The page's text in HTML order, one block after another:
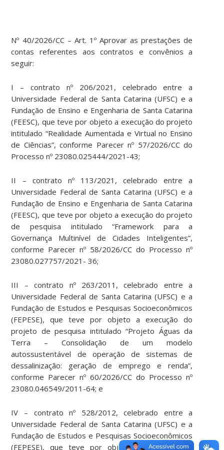
Nº 40/2026/CC – Art. 1º Aprovar as prestações de
contas referentes aos contratos e convênios a
seguir:
I – contrato nº 206/2021, celebrado entre a
Universidade Federal de Santa Catarina (UFSC) e a
Fundação de Ensino e Engenharia de Santa Catarina
(FEESC), que teve por objeto a execução do projeto
intitulado “Realidade Aumentada e Virtual no Ensino
de Ciências”, conforme Parecer nº 57/2026/CC do
Processo nº 23080.025444/2021-43;
II – contrato nº 113/2021, celebrado entre a
Universidade Federal de Santa Catarina (UFSC) e a
Fundação de Ensino e Engenharia de Santa Catarina
(FEESC), que teve por objeto a execução do projeto
de pesquisa intitulado “Framework para a
Governança Multinível de Cidades Inteligentes”,
conforme Parecer nº 58/2026/CC do Processo nº
23080.027757/2021- 36;
III – contrato nº 263/2011, celebrado entre a
Universidade Federal de Santa Catarina (UFSC) e a
Fundação de Estudos e Pesquisas Socioeconômicos
(FEPESE), que teve por objeto a execução do
projeto de pesquisa intitulado “Projeto Águas da
Terra – Consolidação de um modelo
autossustentável de operação de sistemas de
dessalinização: geração de emprego e renda”,
conforme Parecer nº 60/2026/CC do Processo nº
23080.046549/2011-64; e
IV – contrato nº 528/2012, celebrado entre a
Universidade Federal de Santa Catarina (UFSC) e a
Fundação de Estudos e Pesquisas Socioeconômicos
(FEPESE), que teve por objeto a execução do